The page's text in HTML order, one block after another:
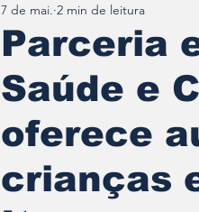
Tempo\clima
Parceria
Saúde e
oferece
crianças
7 de mai. 2 min de leitura